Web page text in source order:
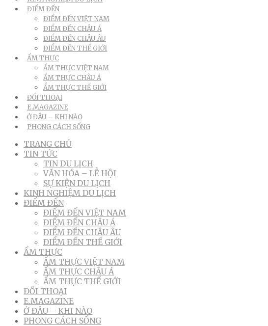
ĐIỂM ĐẾN
ĐIỂM ĐẾN VIỆT NAM
ĐIỂM ĐẾN CHÂU Á
ĐIỂM ĐẾN CHÂU ÂU
ĐIỂM ĐẾN THẾ GIỚI
ẨM THỰC
ẨM THỰC VIỆT NAM
ẨM THỰC CHÂU Á
ẨM THỰC THẾ GIỚI
ĐỐI THOẠI
E.MAGAZINE
Ở ĐÂU – KHI NÀO
PHONG CÁCH SỐNG
TRANG CHỦ
TIN TỨC
TIN DU LỊCH
VĂN HÓA – LỄ HỘI
SỰ KIỆN DU LỊCH
KINH NGHIỆM DU LỊCH
ĐIỂM ĐẾN
ĐIỂM ĐẾN VIỆT NAM
ĐIỂM ĐẾN CHÂU Á
ĐIỂM ĐẾN CHÂU ÂU
ĐIỂM ĐẾN THẾ GIỚI
ẨM THỰC
ẨM THỰC VIỆT NAM
ẨM THỰC CHÂU Á
ẨM THỰC THẾ GIỚI
ĐỐI THOẠI
E.MAGAZINE
Ở ĐÂU – KHI NÀO
PHONG CÁCH SỐNG